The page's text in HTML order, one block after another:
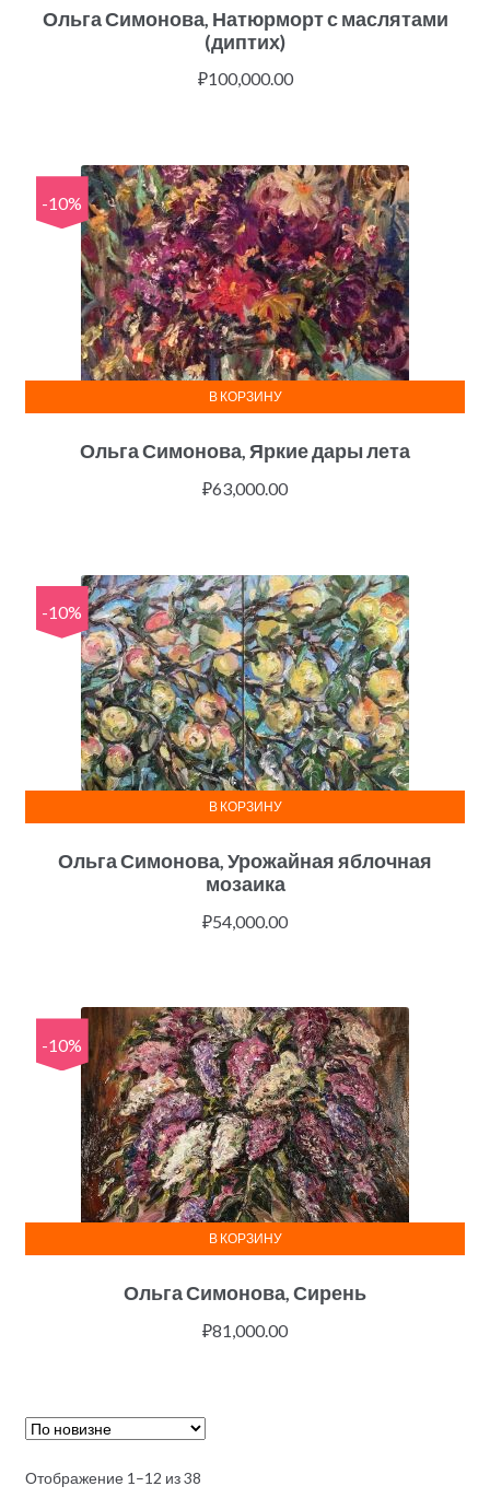
Ольга Симонова, Натюрморт с маслятами
(диптих)
₽100,000.00
-10%
Ольга Симонова, Яркие дары лета
₽63,000.00
В КОРЗИНУ
-10%
Ольга Симонова, Урожайная яблочная
мозаика
₽54,000.00
В КОРЗИНУ
-10%
Ольга Симонова, Сирень
₽81,000.00
В КОРЗИНУ
Отображение 1–12 из 38